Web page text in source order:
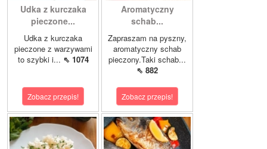
Udka z kurczaka
pieczone...
Udka z kurczaka
pieczone z warzywami
to szybki i... ⇖ 1074
Zobacz przepis!
Aromatyczny
schab...
Zapraszam na pyszny,
aromatyczny schab
pieczony.Taki schab...
⇖ 882
Zobacz przepis!